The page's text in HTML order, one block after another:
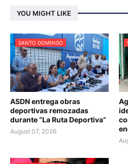
YOU MIGHT LIKE
SANTO DOMINGO
ASDN entrega obras
deportivas remozadas
durante “La Ruta Deportiva”
August 07, 2026